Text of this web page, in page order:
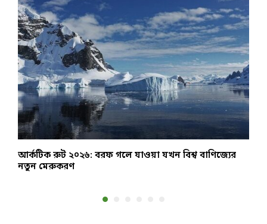
আর্কটিক রুট ২০২৬: বরফ গলে যাওয়া যখন বিশ্ব বাণিজ্যের
নতুন মেরুকরণ